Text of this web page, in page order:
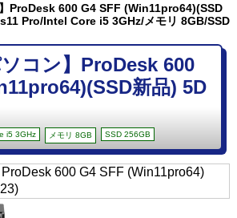
ProDesk 600 G4 SFF (Win11pro64)(SSD
Pro/Intel Core i5 3GHz/メモリ 8GB/SSD
コン】ProDesk 600
新品) 5D
i5 3GHz メモリ 8GB SSD 256GB